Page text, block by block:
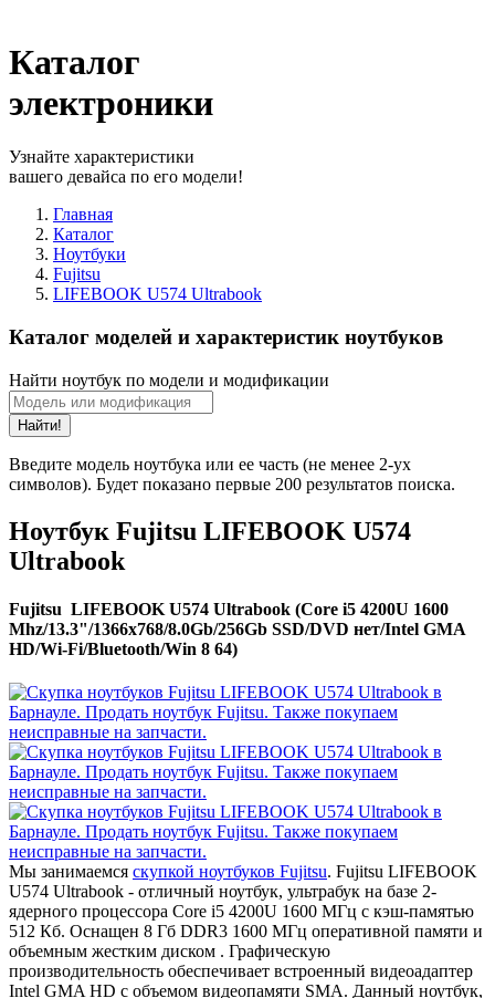
Каталог
электроники
Узнайте характеристики
вашего девайса по его модели!
Главная
Каталог
Ноутбуки
Fujitsu
LIFEBOOK U574 Ultrabook
Каталог моделей и характеристик ноутбуков
Найти ноутбук по модели и модификации
Найти!
Введите модель ноутбука или ее часть (не менее 2-ух
символов). Будет показано первые 200 результатов поиска.
Ноутбук Fujitsu LIFEBOOK U574
Ultrabook
Fujitsu LIFEBOOK U574 Ultrabook (Core i5 4200U 1600
Mhz/13.3"/1366x768/8.0Gb/256Gb SSD/DVD нет/Intel GMA
HD/Wi-Fi/Bluetooth/Win 8 64)
Мы занимаемся скупкой ноутбуков Fujitsu. Fujitsu LIFEBOOK
U574 Ultrabook - отличный ноутбук, ультрабук на базе 2-
ядерного процессора Core i5 4200U 1600 МГц с кэш-памятью
512 Кб. Оснащен 8 Гб DDR3 1600 МГц оперативной памяти и
объемным жестким диском . Графическую
производительность обеспечивает встроенный видеоадаптер
Intel GMA HD с объемом видеопамяти SMA. Данный ноутбук,